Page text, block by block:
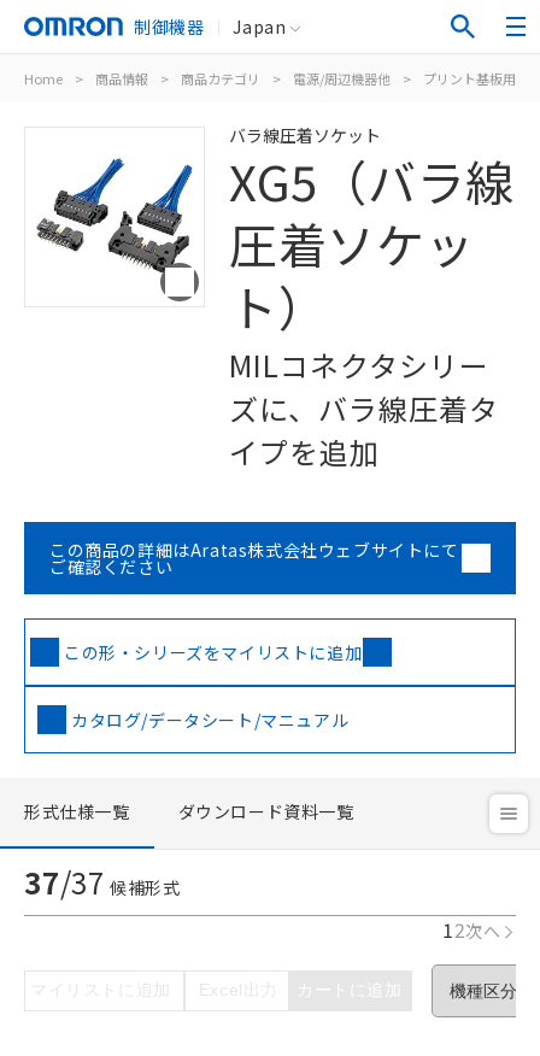
制御機器 Japan
Home > 商品情報 > 商品カテゴリ > 電源/周辺機器他 > プリント基板用コ
バラ線圧着ソケット
XG5（バラ線
圧着ソケッ
ト）
MILコネクタシリー
ズに、バラ線圧着タ
イプを追加
この商品の詳細はAratas株式会社ウェブサイトにて
ご確認ください
この形・シリーズをマイリストに追加
カタログ/データシート/マニュアル
形式仕様一覧 ダウンロード資料一覧
37/37 候補形式
12次へ
マイリストに追加 Excel出力 カートに追加